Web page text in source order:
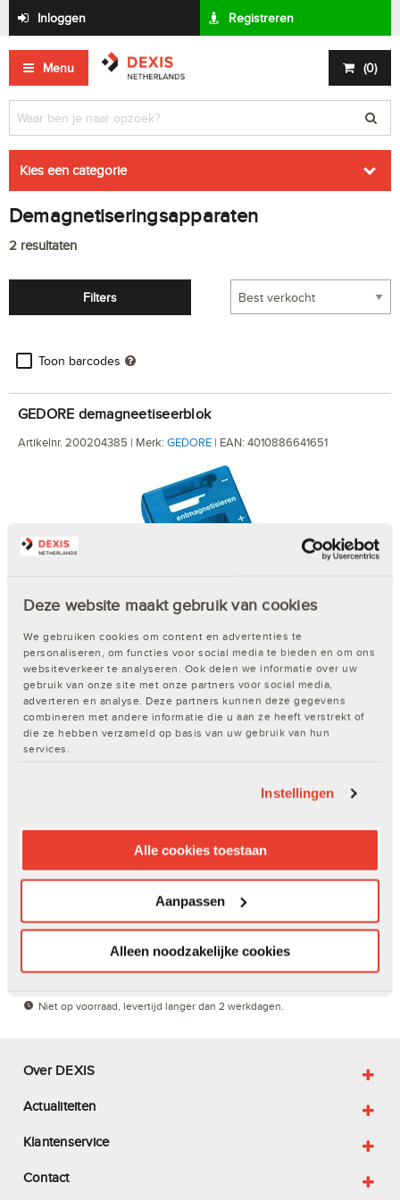
Deze website maakt gebruik van cookies
We gebruiken cookies om content en advertenties te
personaliseren, om functies voor social media te bieden en om ons
websiteverkeer te analyseren. Ook delen we informatie over uw
gebruik van onze site met onze partners voor social media,
adverteren en analyse. Deze partners kunnen deze gegevens
combineren met andere informatie die u aan ze heeft verstrekt of
die ze hebben verzameld op basis van uw gebruik van hun
services.
Instellingen
Alle cookies toestaan
Aanpassen
Alleen noodzakelijke cookies
Inloggen Registreren
Menu (0)
Kies een categorie
Demagnetiseringsapparaten
2 resultaten
Filters
Toon barcodes
GEDORE demagneetiseerblok
Artikelnr. 200204385 | Merk: GEDORE | EAN: 4010886641651
€ 28,32
In winkelwagen
Niet op voorraad, levertijd langer dan 2 werkdagen.
Facom 837 schroevendraaier
€ 86,98
In winkelwagen
Niet op voorraad, levertijd langer dan 2 werkdagen.
Over DEXIS
Actualiteiten
Klantenservice
Contact